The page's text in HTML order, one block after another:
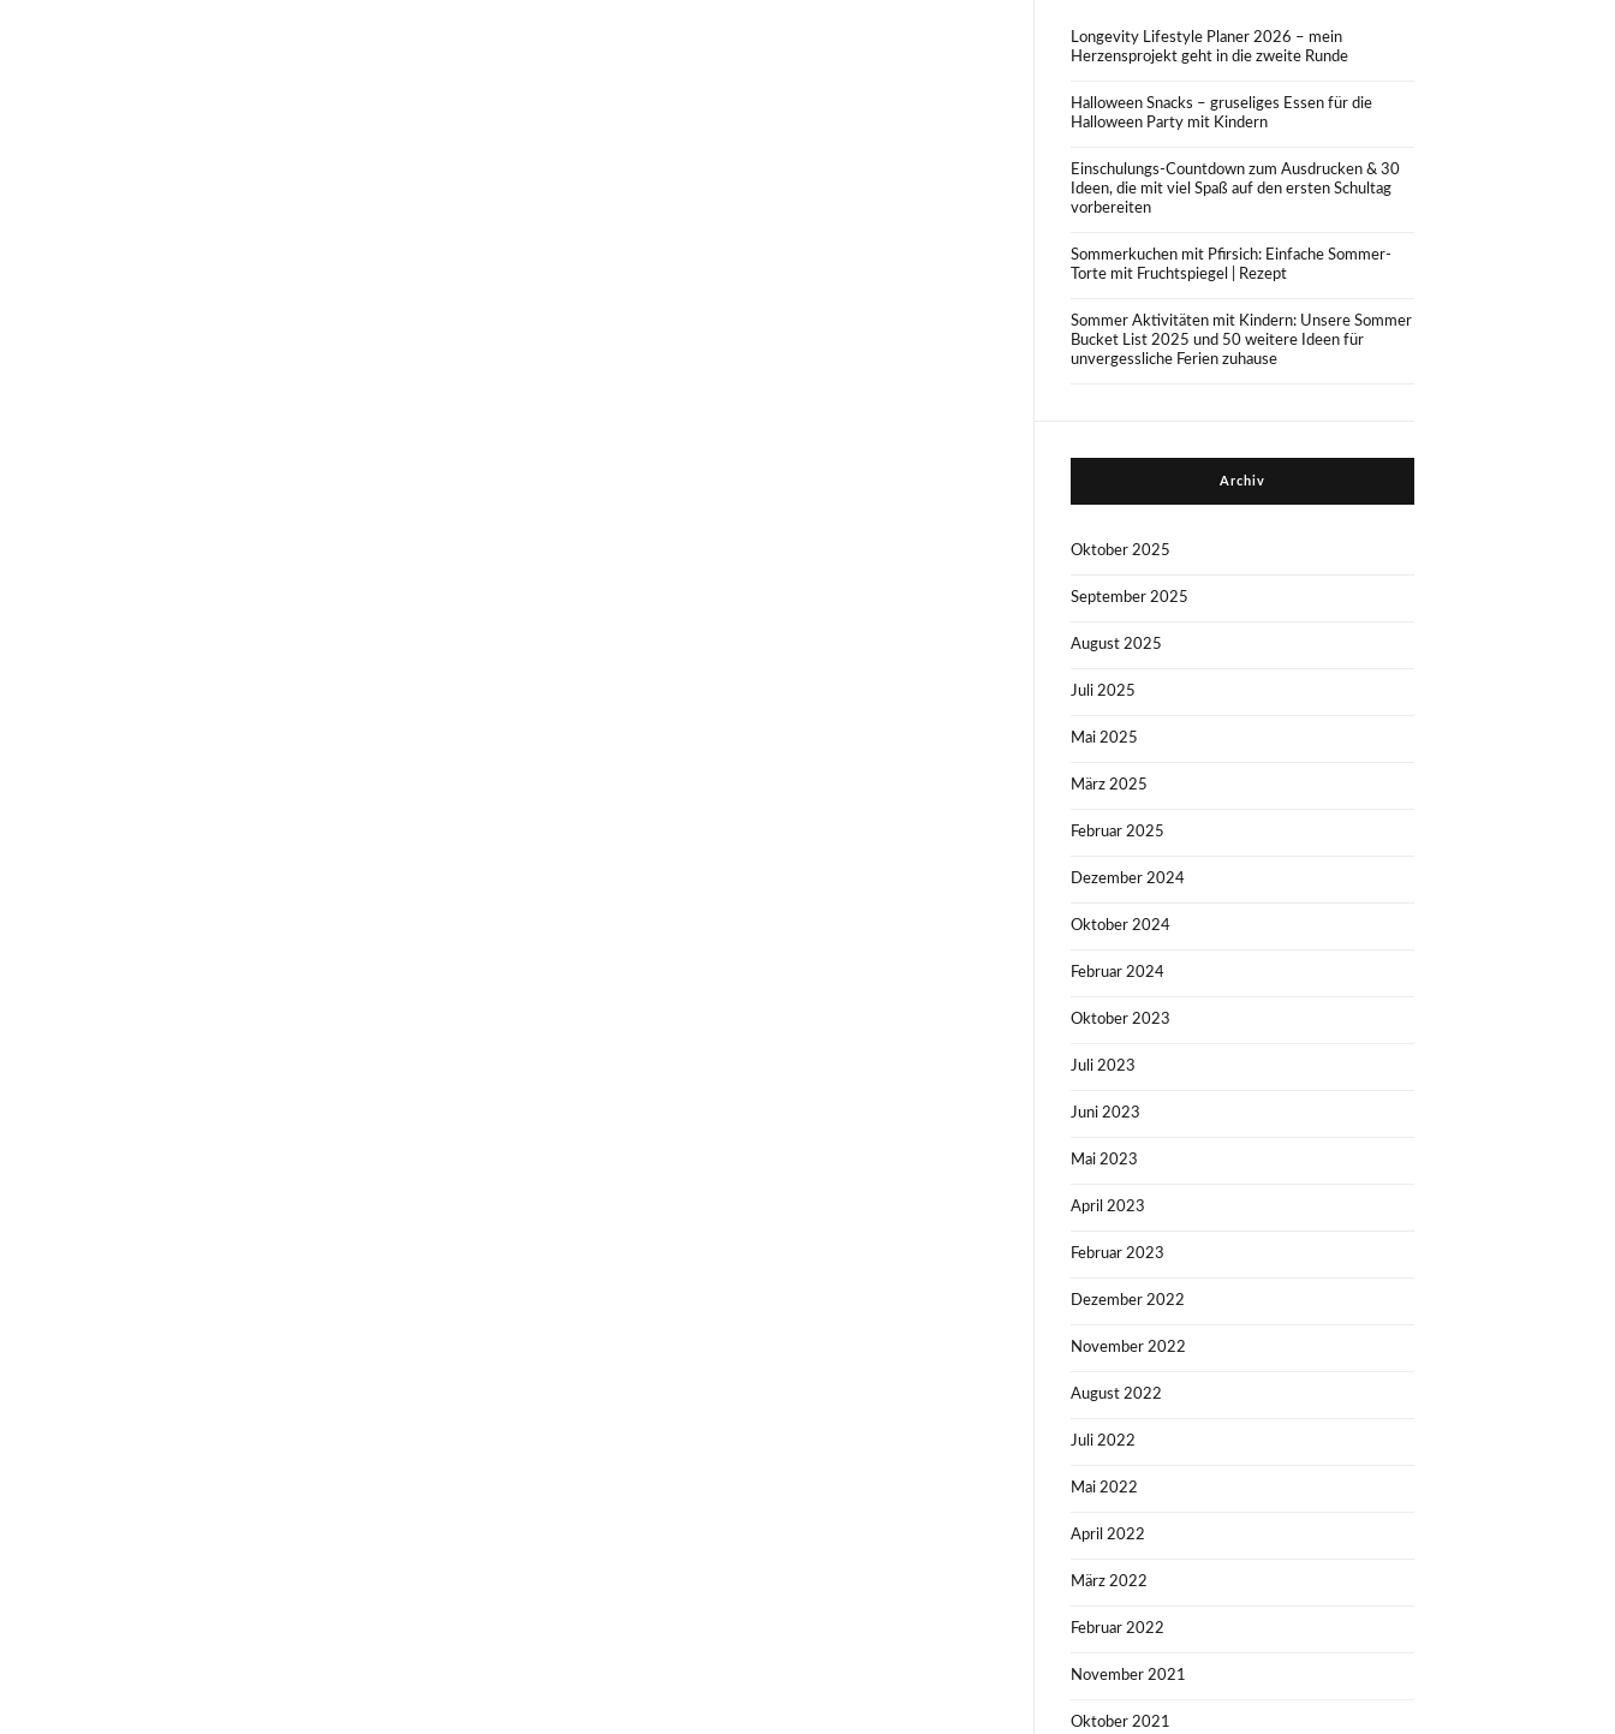
Longevity Lifestyle Planer 2026 – mein
Herzensprojekt geht in die zweite Runde
Halloween Snacks – gruseliges Essen für die
Halloween Party mit Kindern
Einschulungs-Countdown zum Ausdrucken & 30
Ideen, die mit viel Spaß auf den ersten Schultag
vorbereiten
Sommerkuchen mit Pfirsich: Einfache Sommer-
Torte mit Fruchtspiegel | Rezept
Sommer Aktivitäten mit Kindern: Unsere Sommer
Bucket List 2025 und 50 weitere Ideen für
unvergessliche Ferien zuhause
Archiv
Oktober 2025
September 2025
August 2025
Juli 2025
Mai 2025
März 2025
Februar 2025
Dezember 2024
Oktober 2024
Februar 2024
Oktober 2023
Juli 2023
Juni 2023
Mai 2023
April 2023
Februar 2023
Dezember 2022
November 2022
August 2022
Juli 2022
Mai 2022
April 2022
März 2022
Februar 2022
November 2021
Oktober 2021